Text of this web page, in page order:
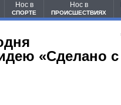
Нос в
СПОРТЕ
Нос в
ПРОИСШЕСТВИЯХ
«Сделано с